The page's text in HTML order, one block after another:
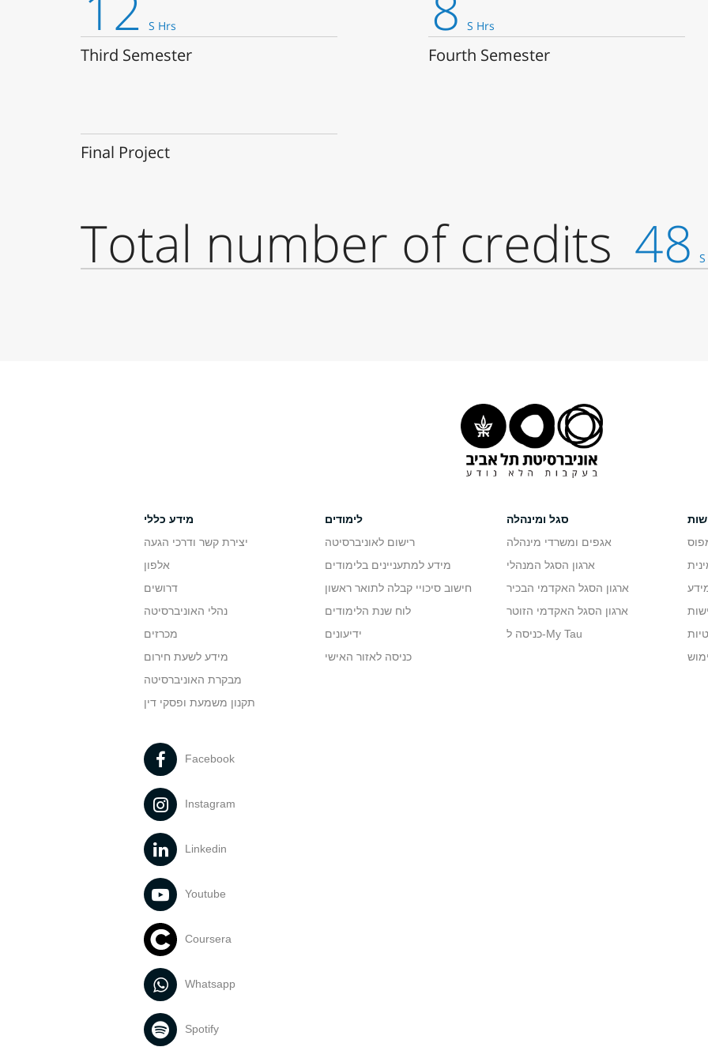
in Hebrew
S Hrs
Third Semester
S Hrs
Fourth Semester
Final Project
Total number of credits 48
מידע כללי
יצירת קשר ודרכי הגעה
אלפון
דרושים
נהלי האוניברסיטה
מכרזים
מידע לשעת חירום
מבקרת האוניברסיטה
תקנון משמעת ופסקי דין
לימודים
רישום לאוניברסיטה
מידע למתעניינים בלימודים
חישוב סיכויי קבלה לתואר ראשון
לוח שנת הלימודים
ידיעונים
כניסה לאזור האישי
סגל ומינהלה
אגפים ומשרדי מינהלה
ארגון הסגל המנהלי
ארגון הסגל האקדמי הבכיר
ארגון הסגל האקדמי הזוטר
כניסה ל-My Tau
Facebook
Instagram
Linkedin
Youtube
Coursera
Whatsapp
Spotify